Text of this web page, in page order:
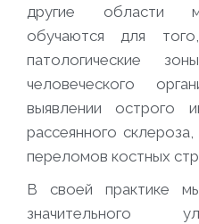
другие области
обучаются для
патологические
человеческого
выявлении острого
рассеянного
переломов костных
В своей практике
значительного